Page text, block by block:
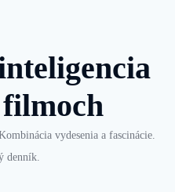
vydesenia a fascinácie.
denník.